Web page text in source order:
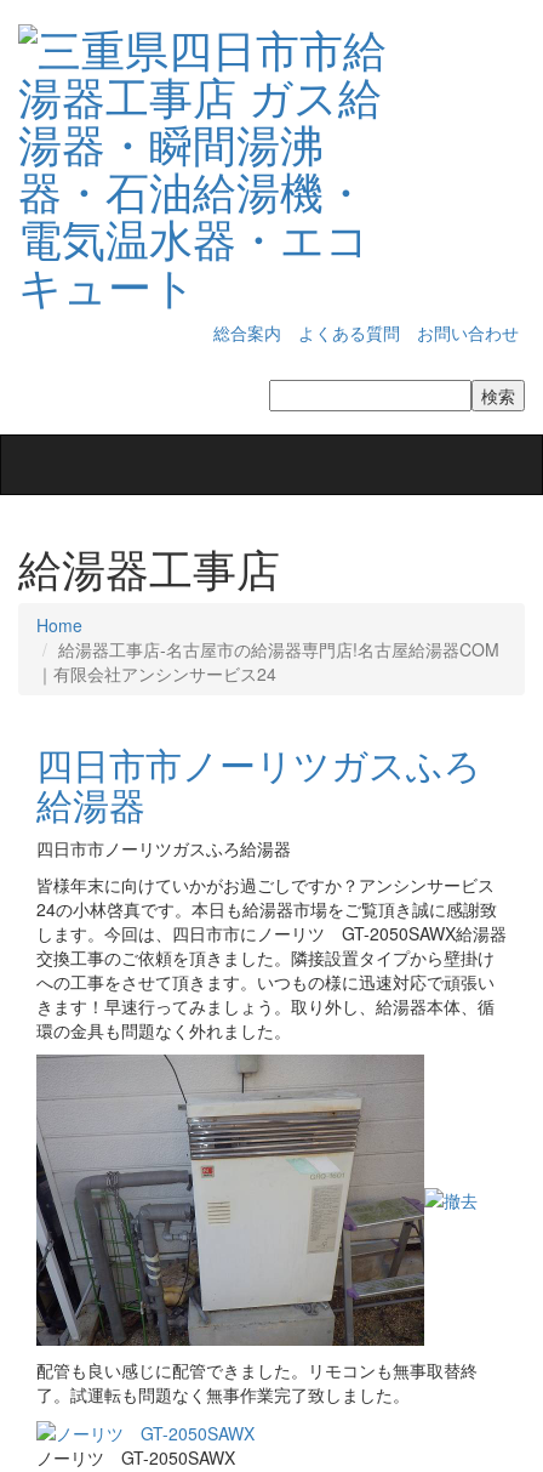
総合案内 よくある質問 お問い合わせ
給湯器工事店
Home
給湯器工事店‐名古屋市の給湯器専門店!名古屋給湯器COM
｜有限会社アンシンサービス24
四日市市ノーリツガスふろ
給湯器
四日市市ノーリツガスふろ給湯器
皆様年末に向けていかがお過ごしですか？アンシンサービス
24の小林啓真です。本日も給湯器市場をご覧頂き誠に感謝致
します。今回は、四日市市にノーリツ GT-2050SAWX給湯器
交換工事のご依頼を頂きました。隣接設置タイプから壁掛け
への工事をさせて頂きます。いつもの様に迅速対応で頑張い
きます！早速行ってみましょう。取り外し、給湯器本体、循
環の金具も問題なく外れました。
配管も良い感じに配管できました。リモコンも無事取替終
了。試運転も問題なく無事作業完了致しました。
ノーリツ GT-2050SAWX